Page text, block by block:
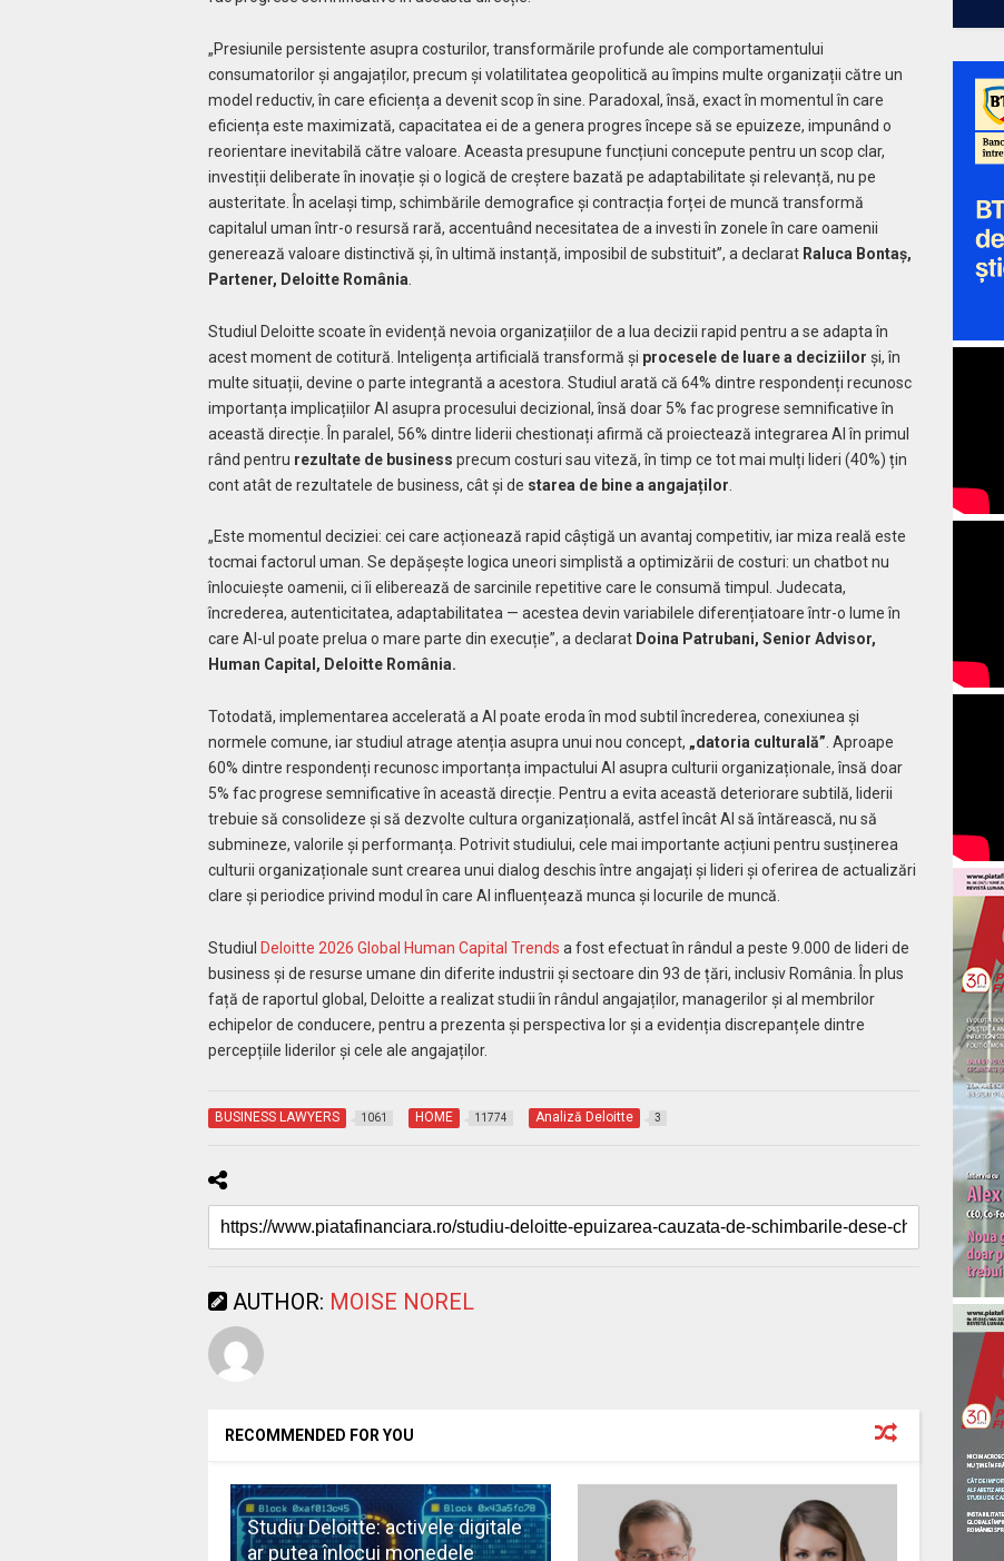
„Presiunile persistente asupra costurilor, transformările profunde ale comportamentului
consumatorilor și angajaților, precum și volatilitatea geopolitică au împins multe organizații către un
model reductiv, în care eficiența a devenit scop în sine. Paradoxal, însă, exact în momentul în care
eficiența este maximizată, capacitatea ei de a genera progres începe să se epuizeze, impunând o
reorientare inevitabilă către valoare. Aceasta presupune funcțiuni concepute pentru un scop clar,
investiții deliberate în inovație și o logică de creștere bazată pe adaptabilitate și relevanță, nu pe
austeritate. În același timp, schimbările demografice și contracția forței de muncă transformă
capitalul uman într-o resursă rară, accentuând necesitatea de a investi în zonele în care oamenii
generează valoare distinctivă și, în ultimă instanță, imposibil de substituit”, a declaratRaluca Bontaș,
Partener, Deloitte România
Studiul Deloitte scoate în evidență nevoia organizațiilor de a lua decizii rapid pentru a se adapta în
acest moment de cotitură. Inteligența artificială transformă și procesele de luare a deciziilor și, în
multe situații, devine o parte integrantă a acestora. Studiul arată că 64% dintre respondenți recunosc
importanța implicațiilor AI asupra procesului decizional, însă doar 5% fac progrese semnificative în
această direcție. În paralel, 56% dintre liderii chestionați afirmă că proiectează integrarea AI în primul
rând pentru rezultate de business precum costuri sau viteză, în timp ce tot mai mulți lideri (40%) țin
cont atât de rezultatele de business, cât și de starea de bine a angajaților
„Este momentul deciziei: cei care acționează rapid câștigă un avantaj competitiv, iar miza reală este
tocmai factorul uman. Se depășește logica uneori simplistă a optimizării de costuri: un chatbot nu
înlocuiește oamenii, ci îi eliberează de sarcinile repetitive care le consumă timpul. Judecata,
încrederea, autenticitatea, adaptabilitatea — acestea devin variabilele diferențiatoare într-o lume în
care AI-ul poate prelua o mare parte din execuție”, a declarat Doina Patrubani, Senior Advisor,
Human Capital, Deloitte România.
Totodată, implementarea accelerată a AI poate eroda în mod subtil încrederea, conexiunea și
normele comune, iar studiul atrage atenția asupra unui nou concept, „datoria culturală” . Aproape
60% dintre respondenți recunosc importanța impactului AI asupra culturii organizaționale, însă doar
5% fac progrese semnificative în această direcție. Pentru a evita această deteriorare subtilă, liderii
trebuie să consolideze și să dezvolte cultura organizațională, astfel încât AI să întărească, nu să
submineze, valorile și performanța. Potrivit studiului, cele mai importante acțiuni pentru susținerea
culturii organizaționale sunt crearea unui dialog deschis între angajați și lideri și oferirea de actualizări
clare și periodice privind modul în care AI influențează munca și locurile de muncă.
Studiul Deloitte 2026 Global Human Capital Trends a fost efectuat în rândul a peste 9.000 de lideri de
business și de resurse umane din diferite industrii și sectoare din 93 de țări, inclusiv România. În plus
față de raportul global, Deloitte a realizat studii în rândul angajaților, managerilor și al membrilor
echipelor de conducere, pentru a prezenta și perspectiva lor și a evidenția discrepanțele dintre
percepțiile liderilor și cele ale angajaților.
BUSINESS LAWYERS 1061 HOME 11774 Analiză Deloitte 3
AUTHOR: MOISE NOREL
RECOMMENDED FOR YOU
Studiu Deloitte: activele digitale
ar putea înlocui monedele